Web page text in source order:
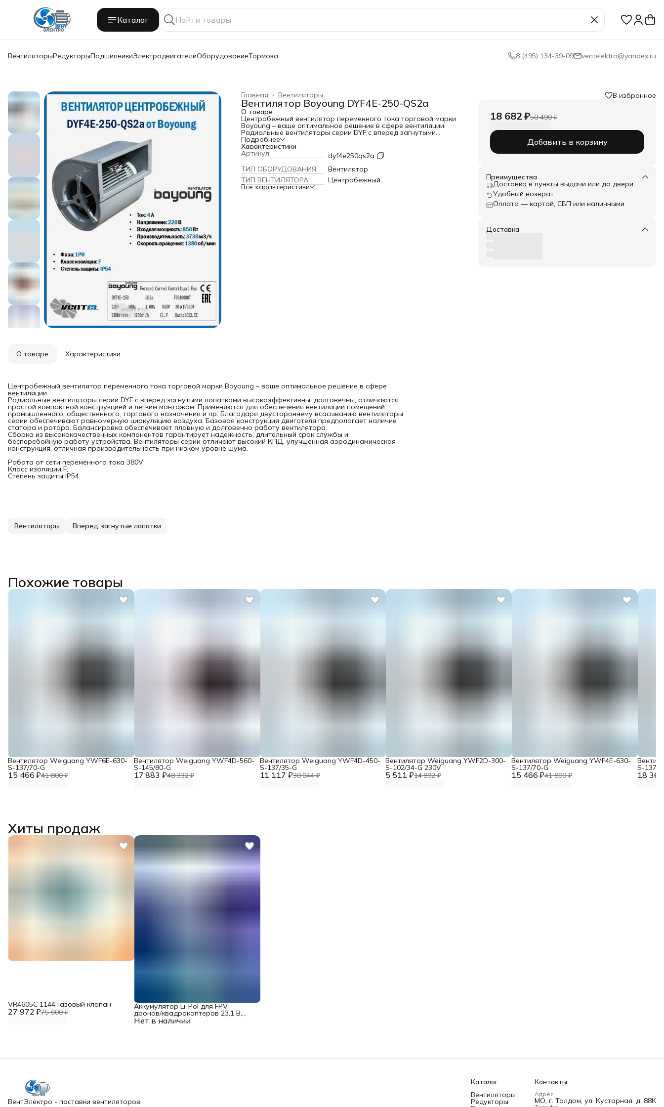
Каталог
ВентиляторыРедукторыПодшипникиЭлектродвигателиОборудованиеТормоза 8 (495) 134-39-09 ventelektro@yandex.ru
Вентиляторы
Главная ›
Вентилятор Boyoung DYF4E-250-QS2a
О товаре
Центробежный вентилятор переменного тока торговой марки
Boyoung – ваше оптимальное решение в сфере вентиляции.
Радиальные вентиляторы серии DYF с вперед загнутыми
лопатками высокоэффективны, долговечны, отличаются
простой компактной конструкцией и легким монтажом.
Применяются для обеспечения вентиляции помещений
промышленного, общественного, торгового назначения и
пр. Благодаря двустороннему всасыванию вентиляторы серии
обеспечивают равномерную циркуляцию воздуха. Базовая
конструкция двигателя предполагает наличие статора и
ротора. Балансировка обеспечивает плавную и долговечно
Подробнее
Характеристики
Артикул
dyf4e250qs2a
ТИП ОБОРУДОВАНИЯ
Вентилятор
ТИП ВЕНТИЛЯТОРА
Центробежный
Все характеристики
В избранное
18 682 ₽50 490 ₽
Добавить в корзину
Преимущества
Доставка в пункты выдачи или до двери
Удобный возврат
Оплата — картой, СБП или наличными
Доставка
О товаре Характеристики
Центробежный вентилятор переменного тока торговой марки Boyoung – ваше оптимальное решение в сфере
вентиляции.
Радиальные вентиляторы серии DYF с вперед загнутыми лопатками высокоэффективны, долговечны, отличаются
простой компактной конструкцией и легким монтажом. Применяются для обеспечения вентиляции помещений
промышленного, общественного, торгового назначения и пр. Благодаря двустороннему всасыванию вентиляторы
серии обеспечивают равномерную циркуляцию воздуха. Базовая конструкция двигателя предполагает наличие
статора и ротора. Балансировка обеспечивает плавную и долговечно работу вентилятора.
Сборка из высококачественных компонентов гарантирует надежность, длительный срок службы и
бесперебойную работу устройства. Вентиляторы серии отличают высокий КПД, улучшенная аэродинамическая
конструкция, отличная производительность при низком уровне шума.
Работа от сети переменного тока 380V;
Класс изоляции F;
Степень защиты IP54.
Вентиляторы Вперед загнутые лопатки
Похожие товары
15 466 ₽41 800 ₽
Вентилятор Weiguang YWF6E-630-
S-137/70-G
17 883 ₽48 332 ₽
Вентилятор Weiguang YWF4D-560-
S-145/80-G
11 117 ₽30 044 ₽
Вентилятор Weiguang YWF4D-450-
S-137/35-G
5 511 ₽14 892 ₽
Вентилятор Weiguang YWF2D-300-
S-102/34-G 230V
15 466 ₽41 800 ₽
Вентилятор Weiguang YWF4E-630-
S-137/70-G
18
S-137/
Хиты продаж
27 972 ₽75 600 ₽
VR4605С 1144 Газовый клапан
Нет в наличии
Аккумулятор Li-Pol для FPV
дронов/квадрокоптеров 23,1 В,
10000 мАч, 370 ВТ
ВентЭлектро - поставки вентиляторов,
Каталог
Вентиляторы
Редукторы
Контакты
Адрес
МО, г. Талдом, ул. Кустарная, д. 88К